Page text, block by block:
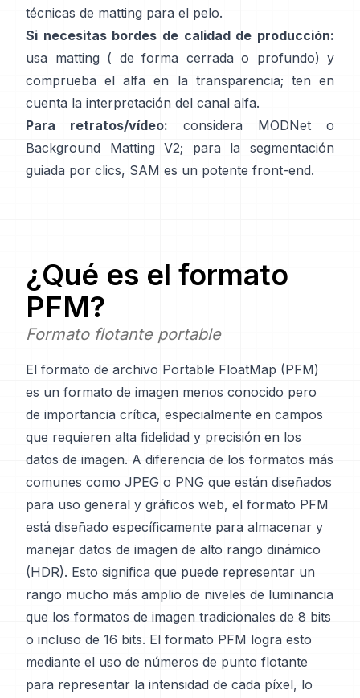
técnicas de matting para el pelo.
Si necesitas bordes de calidad de producción:
usa matting ( de forma cerrada o profundo) y
comprueba el alfa en la transparencia; ten en
cuenta la interpretación del canal alfa.
Para retratos/vídeo: considera MODNet o
Background Matting V2; para la segmentación
guiada por clics, SAM es un potente front-end.
¿Qué es el formato
PFM?
Formato flotante portable
El formato de archivo Portable FloatMap (PFM)
es un formato de imagen menos conocido pero
de importancia crítica, especialmente en campos
que requieren alta fidelidad y precisión en los
datos de imagen. A diferencia de los formatos más
comunes como JPEG o PNG que están diseñados
para uso general y gráficos web, el formato PFM
está diseñado específicamente para almacenar y
manejar datos de imagen de alto rango dinámico
(HDR). Esto significa que puede representar un
rango mucho más amplio de niveles de luminancia
que los formatos de imagen tradicionales de 8 bits
o incluso de 16 bits. El formato PFM logra esto
mediante el uso de números de punto flotante
para representar la intensidad de cada píxel, lo